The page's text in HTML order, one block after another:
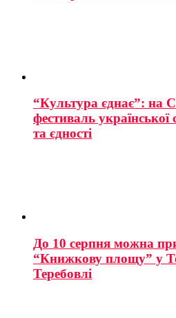
“Культура єднає”: на
фестиваль
та єдності
До 10 серпня можна
“Книжкову площу” у
Теребовлі